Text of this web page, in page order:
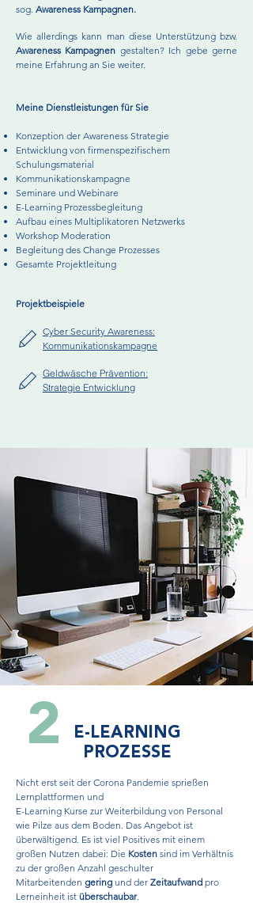
sog. Awareness Kampagnen.
Wie allerdings kann man diese Unterstützung bzw.
Awareness Kampagnen gestalten? Ich gebe gerne
meine Erfahrung an Sie weiter.
Meine Dienstleistungen für Sie
Konzeption der Awareness Strategie
Entwicklung von firmenspezifischem
Schulungsmaterial
Kommunikationskampagne
Seminare und Webinare
E-Learning Prozessbegleitung
Aufbau eines Multiplikatoren Netzwerks
Workshop Moderation
Begleitung des Change Prozesses
Gesamte Projektleitung
Projektbeispiele
Cyber Security Awareness:
Kommunikationskampagne
Geldwäsche Prävention:
Strategie Entwicklung
2
E-LEARNING
PROZESSE
Nicht erst seit der Corona Pandemie sprießen
Lernplattformen und
E-Learning Kurse zur Weiterbildung von Personal
wie Pilze aus dem Boden. Das Angebot ist
überwältigend. Es ist viel Positives mit einem
großen Nutzen dabei: Die Kosten sind im Verhältnis
zu der großen Anzahl geschulter
Mitarbeitenden gering und der Zeitaufwand pro
Lerneinheit ist überschaubar.